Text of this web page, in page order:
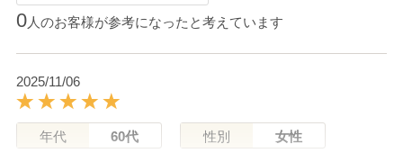
0人のお客様が参考になったと考えています
2025/11/06
年代 60代 性別 女性